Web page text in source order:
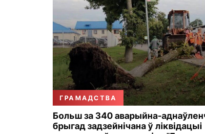
ГРАМАДСТВА
Больш за 340 аварыйна-
брыгад задзейнічана ў ліквідацыі